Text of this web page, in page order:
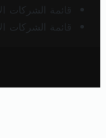
قائمة الشركات
قائمة الشركات